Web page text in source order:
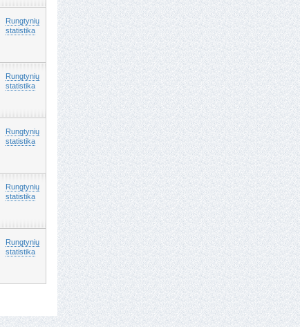
Rungtynių
statistika
Rungtynių
statistika
Rungtynių
statistika
Rungtynių
statistika
Rungtynių
statistika